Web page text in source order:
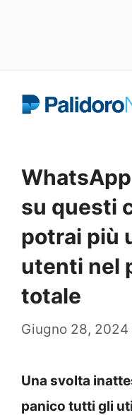
WhatsApp
su questi
potrai più
utenti nel
totale
Giugno 28, 2024
Una svolta
panico tutti gli